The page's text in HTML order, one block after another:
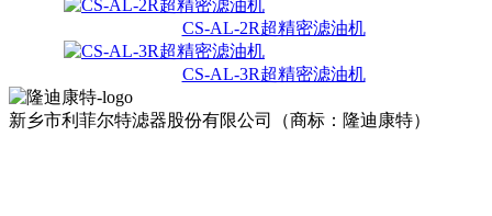
CS-AL-2R超精密滤油机
CS-AL-3R超精密滤油机
新乡市利菲尔特滤器股份有限公司（商标：隆迪康特）